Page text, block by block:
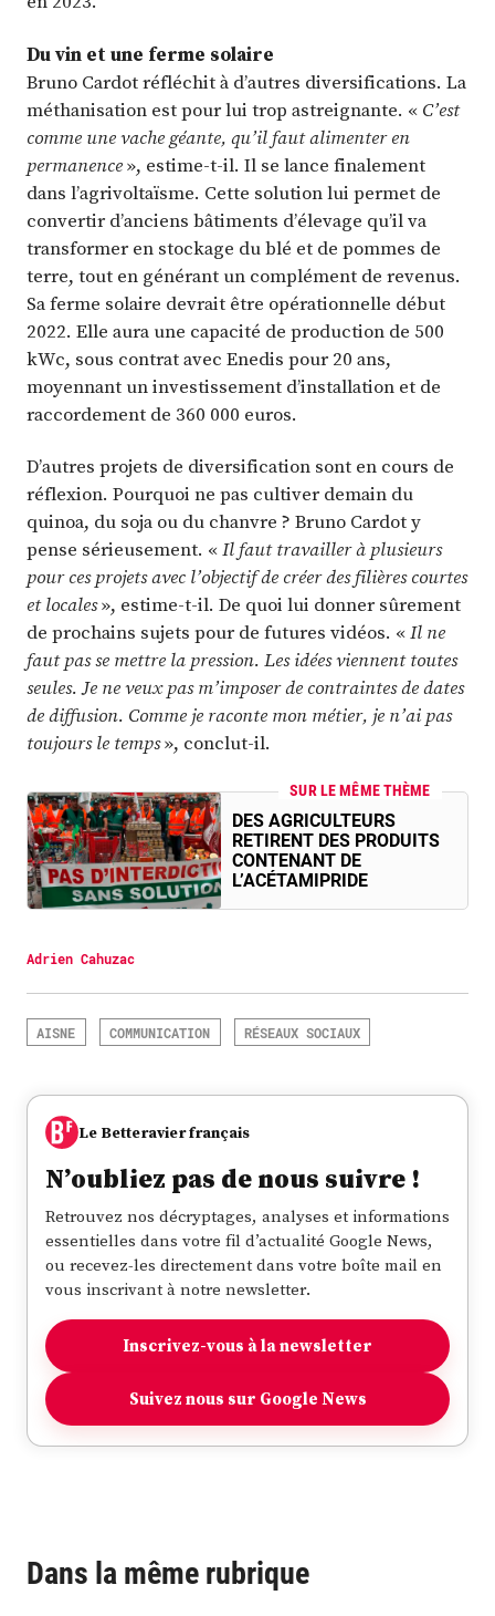
Du vin et une ferme solaire
Bruno Cardot réfléchit à d’autres diversifications. La
méthanisation est pour lui trop astreignante. « C’est
comme une vache géante, qu’il faut alimenter en
permanence», estime-t-il. Il se lance finalement
dans l’agrivoltaïsme. Cette solution lui permet de
convertir d’anciens bâtiments d’élevage qu’il va
transformer en stockage du blé et de pommes de
terre, tout en générant un complément de revenus.
Sa ferme solaire devrait être opérationnelle début
2022. Elle aura une capacité de production de 500
kWc, sous contrat avec Enedis pour 20 ans,
moyennant un investissement d’installation et de
raccordement de 360 000 euros.
D’autres projets de diversification sont en cours de
réflexion. Pourquoi ne pas cultiver demain du
quinoa, du soja ou du chanvre ? Bruno Cardot y
pense sérieusement. «Il faut travailler à plusieurs
pour ces projets avec l’objectif de créer des filières courtes
et locales», estime-t-il. De quoi lui donner sûrement
de prochains sujets pour de futures vidéos. «Il ne
faut pas se mettre la pression. Les idées viennent toutes
seules. Je ne veux pas m’imposer de contraintes de dates
de diffusion. Comme je raconte mon métier, je n’ai pas
toujours le temps», conclut-il.
SUR LE MÊME THÈME
DES AGRICULTEURS
RETIRENT DES PRODUITS
CONTENANT DE
L’ACÉTAMIPRIDE
Adrien Cahuzac
AISNE COMMUNICATION RÉSEAUX SOCIAUX
Le Betteravier français
N’oubliez pas de nous suivre !
Retrouvez nos décryptages, analyses et informations
essentielles dans votre fil d’actualité Google News,
ou recevez-les directement dans votre boîte mail en
vous inscrivant à notre newsletter.
Inscrivez-vous à la newsletter
Suivez nous sur Google News
Dans la même rubrique